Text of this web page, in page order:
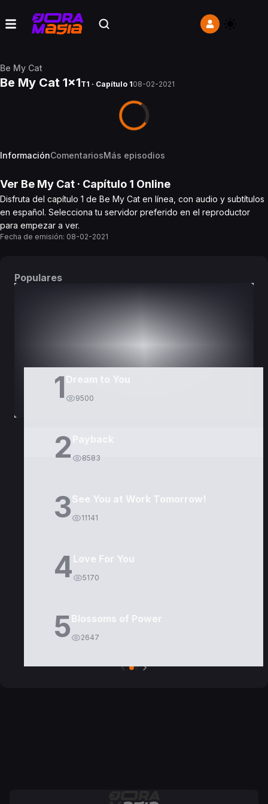
Be My Cat
Be My Cat 1x1T1 · Capítulo 108-02-2021
InformaciónComentariosMás episodios
Ver Be My Cat · Capítulo 1 Online
Disfruta del capítulo 1 de Be My Cat en línea, con audio y subtítulos
en español. Selecciona tu servidor preferido en el reproductor
para empezar a ver.
Fecha de emisión: 08-02-2021
Populares
1 Dream to You
9500
2 8583
3See You at Work Tomorrow!
11141
4Love For You
5170
5Blossoms of Power
2647